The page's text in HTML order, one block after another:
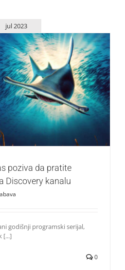
jul 2023
da pratite “Nedelju ajkula” na
kanalu
i zabava
poziva da pratite
Discovery kanalu
godišnji programski serijal,
[...]
0